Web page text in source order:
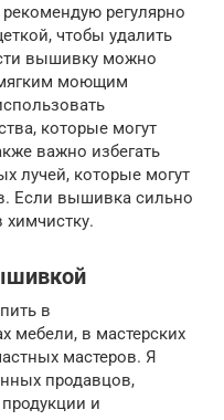
регулярно
чтобы удалить
вышивку можно
моющим
которые могут
важно избегать
лучей, которые могут
Если вышивка сильно
химчистку.
в
мебели, в мастерских
мастеров. Я
продавцов,
и